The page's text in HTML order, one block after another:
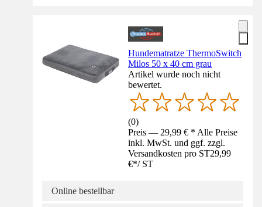
Hundematratze ThermoSwitch
Milos 50 x 40 cm grau
Artikel wurde noch nicht
bewertet.
(0)
Preis — 29,99 € * Alle Preise
inkl. MwSt. und ggf. zzgl.
Versandkosten pro ST29,99
€*/ ST
Online bestellbar